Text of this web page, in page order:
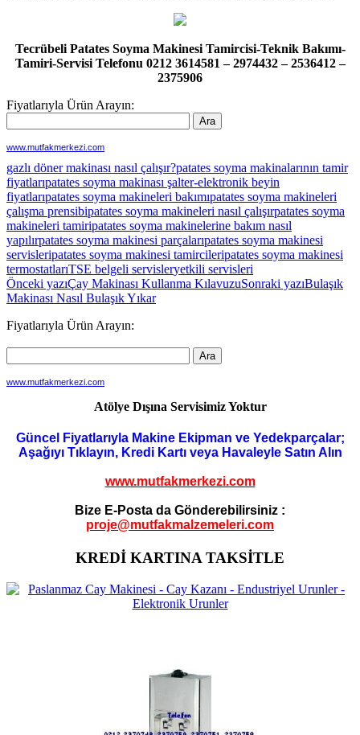
Tecrübeli Patates Soyma Makinesi Tamircisi-Teknik Bakımı-
Tamiri-Servisi Telefonu 0212 3614581 – 2974432 – 2536412 –
2375906
Fiyatlarıyla Ürün Arayın:
www.mutfakmerkezi.com
gazlı döner makinası nasıl çalışır?patates soyma makinalarının tamir
fiyatlarıpatates soyma makinası şalter-elektronik beyin
fiyatlarıpatates soyma makineleri bakımıpatates soyma makineleri
çalışma prensibipatates soyma makineleri nasıl çalışırpatates soyma
makineleri tamiripatates soyma makinelerine bakım nasıl
yapılırpatates soyma makinesi parçalarıpatates soyma makinesi
servisleripatates soyma makinesi tamircileripatates soyma makinesi
termostatlarıTSE belgeli servisleryetkili servisleri
Yazı
dolaşımı
Önceki yazıÇay Makinası Kullanma KılavuzuSonraki yazıBulaşık
Makinası Nasıl Bulaşık Yıkar
Fiyatlarıyla Ürün Arayın:
www.mutfakmerkezi.com
Atölye Dışına Servisimiz Yoktur
Güncel Fiyatlarıyla Makine Ekipman ve Yedekparçalar;
Aşağıyı Tıklayın, Kredi Kartı veya Havaleyle Satın Alın
www.mutfakmerkezi.com
Bize E-Posta da Gönderebilirsiniz :
proje@mutfakmalzemeleri.com
KREDİ KARTINA TAKSİTLE